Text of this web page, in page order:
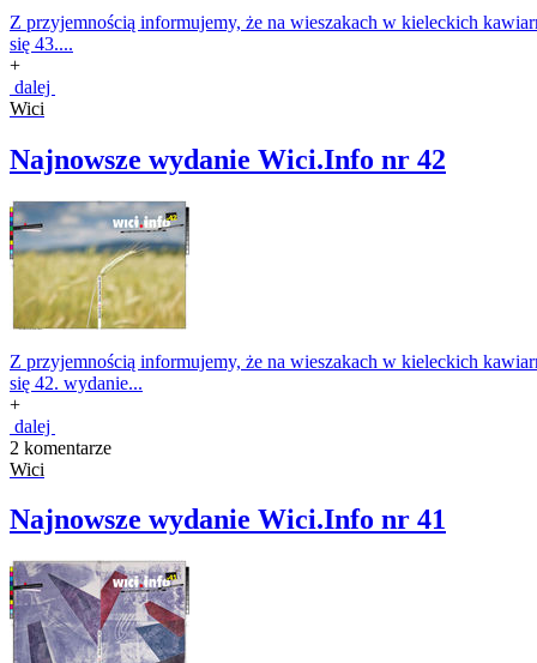
Z przyjemnością informujemy, że na wieszakach w kieleckich
się 43....
+
dalej
Wici
Najnowsze wydanie Wici.Info nr 42
Z przyjemnością informujemy, że na wieszakach w kieleckich
się 42. wydanie...
+
dalej
2 komentarze
Wici
Najnowsze wydanie Wici.Info nr 41